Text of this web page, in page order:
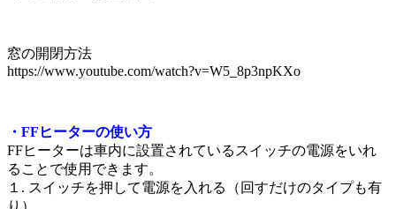
窓の開閉方法
https://www.youtube.com/watch?v=W5_8p3npKXo
・FFヒーターの使い方
FFヒーターは車内に設置されているスイッチの電源をいれ
ることで使用できます。
１. スイッチを押して電源を入れる（回すだけのタイプも有
り）